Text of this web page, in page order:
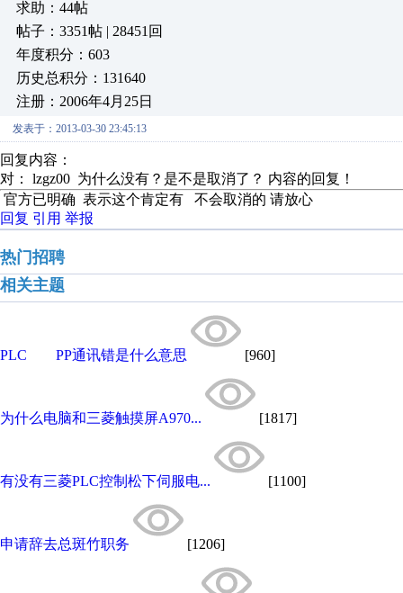
求助：44帖
帖子：3351帖 | 28451回
年度积分：603
历史总积分：131640
注册：2006年4月25日
发表于：2013-03-30 23:45:13
回复内容：
对： lzgz00 为什么没有？是不是取消了？ 内容的回复！
官方已明确 表示这个肯定有 不会取消的 请放心
回复 引用 举报
热门招聘
相关主题
PLC PP通讯错是什么意思 [960]
为什么电脑和三菱触摸屏A970... [1817]
有没有三菱PLC控制松下伺服电... [1100]
申请辞去总斑竹职务 [1206]